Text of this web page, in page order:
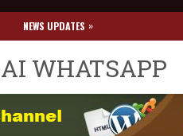
NEWS UPDATES »
WHATSAPP